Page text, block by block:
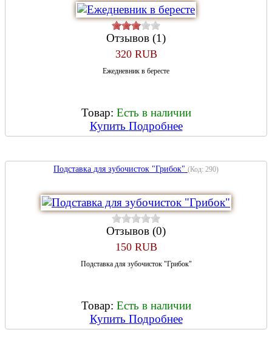
Отзывов (1)
320 RUB
Ежедневник в бересте
Товар: Есть в наличии
Купить Подробнее
Подставка для зубочисток "Грибок" (Код: 290)
Отзывов (0)
150 RUB
Подставка для зубочисток "Грибок"
Товар: Есть в наличии
Купить Подробнее